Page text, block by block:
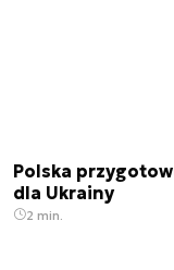
Polska
dla Ukrainy
2 min.